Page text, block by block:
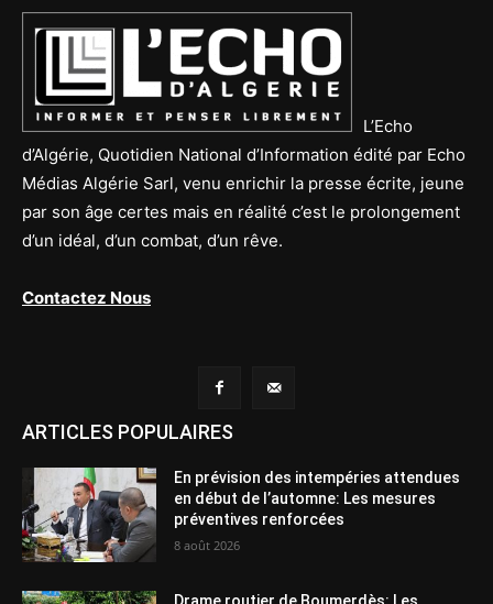
L’Echo
d’Algérie, Quotidien National d’Information édité par Echo
Médias Algérie Sarl, venu enrichir la presse écrite, jeune
par son âge certes mais en réalité c’est le prolongement
d’un idéal, d’un combat, d’un rêve.
Contactez Nous
ARTICLES POPULAIRES
En prévision des intempéries attendues
en début de l’automne: Les mesures
préventives renforcées
8 août 2026
Drame routier de Boumerdès: Les